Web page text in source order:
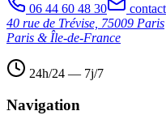
06 44 60 48 30
40 rue de Trévise, 75009 Paris
Paris & Île-de-France
24h/24 — 7j/7
Navigation